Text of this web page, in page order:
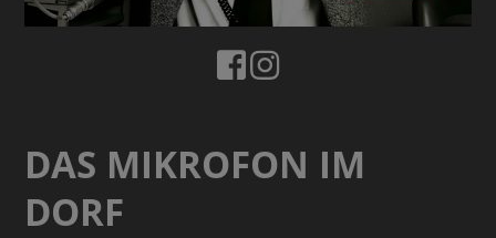
DAS MIKROFON IM
DORF